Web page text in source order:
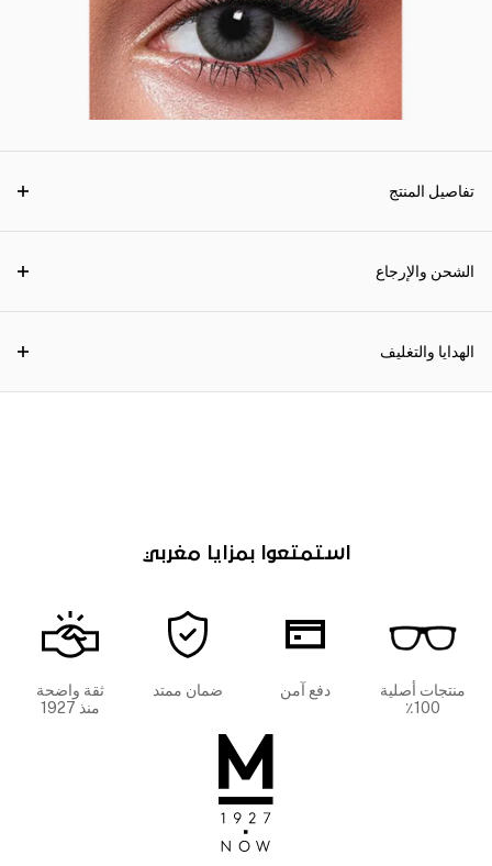
تفاصيل المنتج
الشحن والإرجاع
الهدايا والتغليف
استمتعوا بمزايا مغربي
منتجات أصلية
100٪
دفع آمن ضمان ممتد
ثقة واضحة
منذ 1927